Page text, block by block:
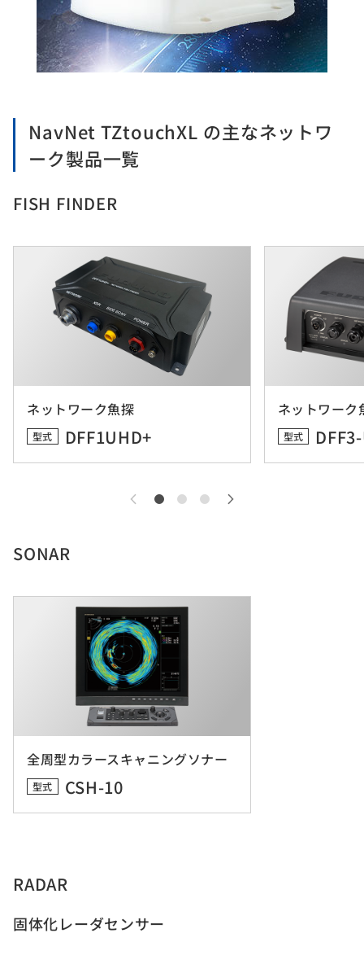
NavNet TZtouchXL の主なネットワ
ーク製品一覧
FISH FINDER
ネットワーク魚探
型式 DFF1UHD+
ネットワーク
型式
SONAR
全周型カラースキャニングソナー
型式 CSH-10
RADAR
固体化レーダセンサー